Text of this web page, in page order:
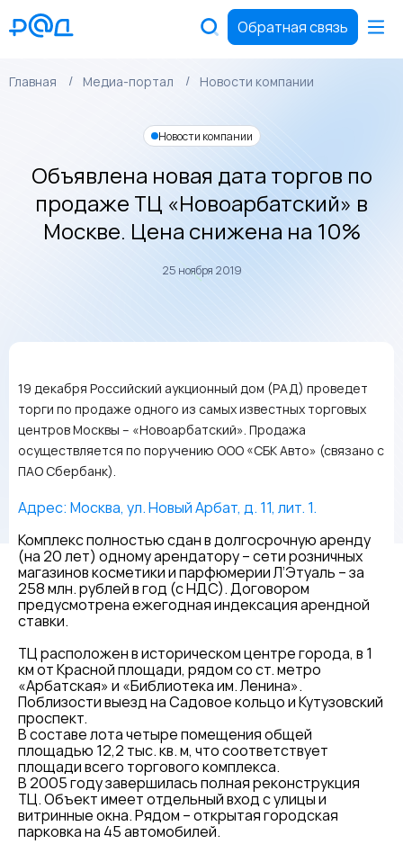
Обратная связь
Главная Медиа-портал Новости компании
Новости компании
Объявлена новая дата торгов по
продаже ТЦ «Новоарбатский» в
Москве. Цена снижена на 10%
25 ноября 2019
19 декабря Российский аукционный дом (РАД) проведет
торги по продаже одного из самых известных торговых
центров Москвы – «Новоарбатский». Продажа
осуществляется по поручению ООО «СБК Авто» (связано с
ПАО Сбербанк).
Адрес: Москва, ул. Новый Арбат, д. 11, лит. 1.
Комплекс полностью сдан в долгосрочную аренду
(на 20 лет) одному арендатору – сети розничных
магазинов косметики и парфюмерии Л’Этуаль – за
258 млн. рублей в год (с НДС). Договором
предусмотрена ежегодная индексация арендной
ставки.
ТЦ расположен в историческом центре города, в 1
км от Красной площади, рядом со ст. метро
«Арбатская» и «Библиотека им. Ленина».
Поблизости выезд на Садовое кольцо и Кутузовский
проспект.
В составе лота четыре помещения общей
площадью 12,2 тыс. кв. м, что соответствует
площади всего торгового комплекса.
В 2005 году завершилась полная реконструкция
ТЦ. Объект имеет отдельный вход с улицы и
витринные окна. Рядом – открытая городская
парковка на 45 автомобилей.